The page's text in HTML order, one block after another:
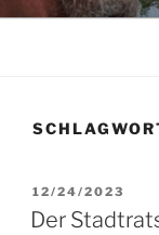
AM
12/24/2023
Der